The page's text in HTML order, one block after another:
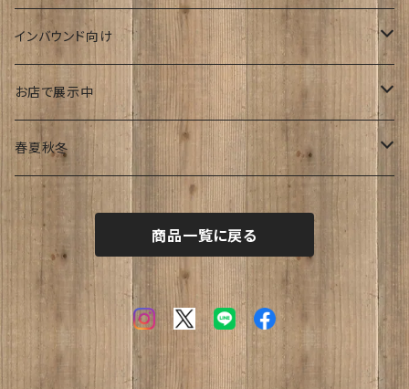
ゆーかり
リース
おぶじぇ
ドッグウェアー
キモノ
帯
フーケ｜上着
インバウンド向け
海外
Japanese style
お店で展示中
リ・マテリアルさん
join lotus coffee さん
たまゆらさん
春夏秋冬
春
波秋
冬
商品一覧に戻る